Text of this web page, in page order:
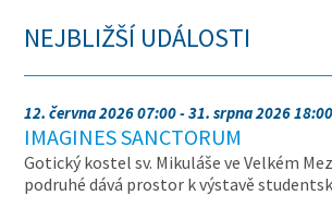
NEJBLIŽŠÍ UDÁLOSTI
12. června 2026 07:00 - 31. srpna 2026 18:00
IMAGINES SANCTORUM
Gotický kostel sv. Mikuláše ve Velkém
podruhé dává prostor k výstavě